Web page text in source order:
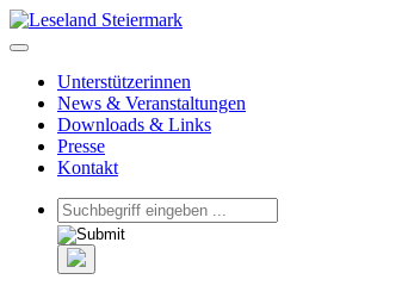
Unterstützerinnen
News & Veranstaltungen
Downloads & Links
Presse
Kontakt